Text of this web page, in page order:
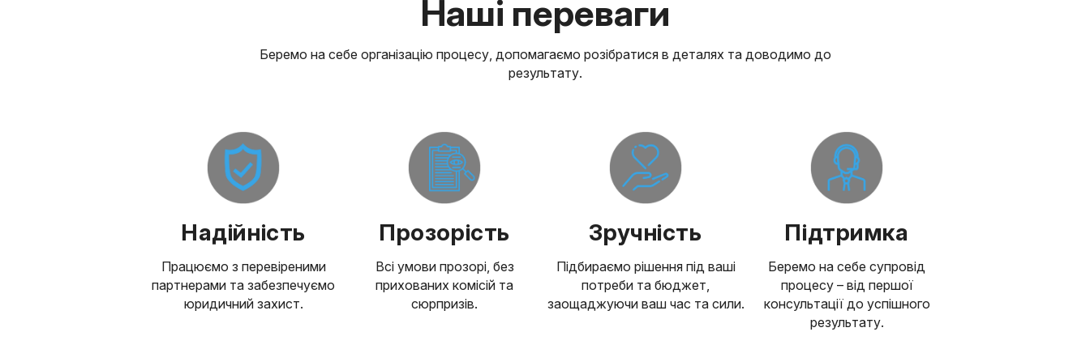
Наші переваги
Беремо на себе організацію процесу, допомагаємо розібратися в деталях та доводимо до
результату.
Надійність
Працюємо з перевіреними
партнерами та забезпечуємо
юридичний захист.
Прозорість
Всі умови прозорі, без
прихованих комісій та
сюрпризів.
Зручність
Підбираємо рішення під ваші
потреби та бюджет,
заощаджуючи ваш час та сили.
Підтримка
Беремо на себе супровід
процесу – від першої
консультації до успішного
результату.